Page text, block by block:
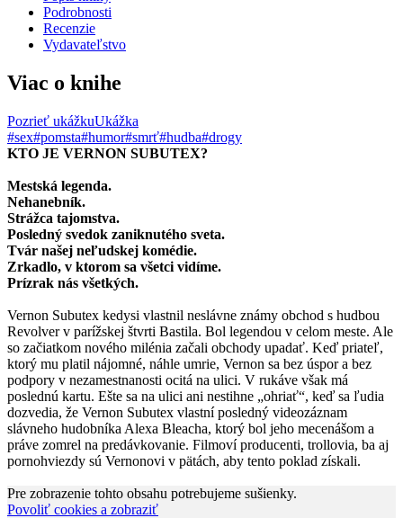
Podrobnosti
Recenzie
Vydavateľstvo
Viac o knihe
Pozrieť ukážkuUkážka
#sex#pomsta#humor#smrť#hudba#drogy
KTO JE VERNON SUBUTEX?
Mestská legenda.
Nehanebník.
Strážca tajomstva.
Posledný svedok zaniknutého sveta.
Tvár našej neľudskej komédie.
Zrkadlo, v ktorom sa všetci vidíme.
Prízrak nás všetkých.
Vernon Subutex kedysi vlastnil neslávne známy obchod s hudbou
Revolver v parížskej štvrti Bastila. Bol legendou v celom meste. Ale
so začiatkom nového milénia začali obchody upadať. Keď priateľ,
ktorý mu platil nájomné, náhle umrie, Vernon sa bez úspor a bez
podpory v nezamestnanosti ocitá na ulici. V rukáve však má
poslednú kartu. Ešte sa na ulici ani nestihne „ohriať“, keď sa ľudia
dozvedia, že Vernon Subutex vlastní posledný videozáznam
slávneho hudobníka Alexa Bleacha, ktorý bol jeho mecenášom a
práve zomrel na predávkovanie. Filmoví producenti, trollovia, ba aj
pornohviezdy sú Vernonovi v pätách, aby tento poklad získali.
Pre zobrazenie tohto obsahu potrebujeme sušienky.
Povoliť cookies a zobraziť